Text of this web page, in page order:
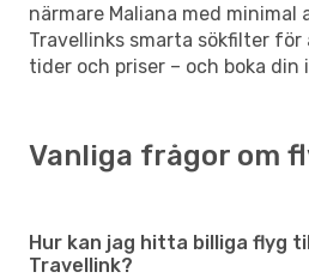
närmare Maliana med
Travellinks smarta sökfilter
tider och priser – och boka
Vanliga frågor om
Hur kan jag hitta billiga flyg
Travellink?